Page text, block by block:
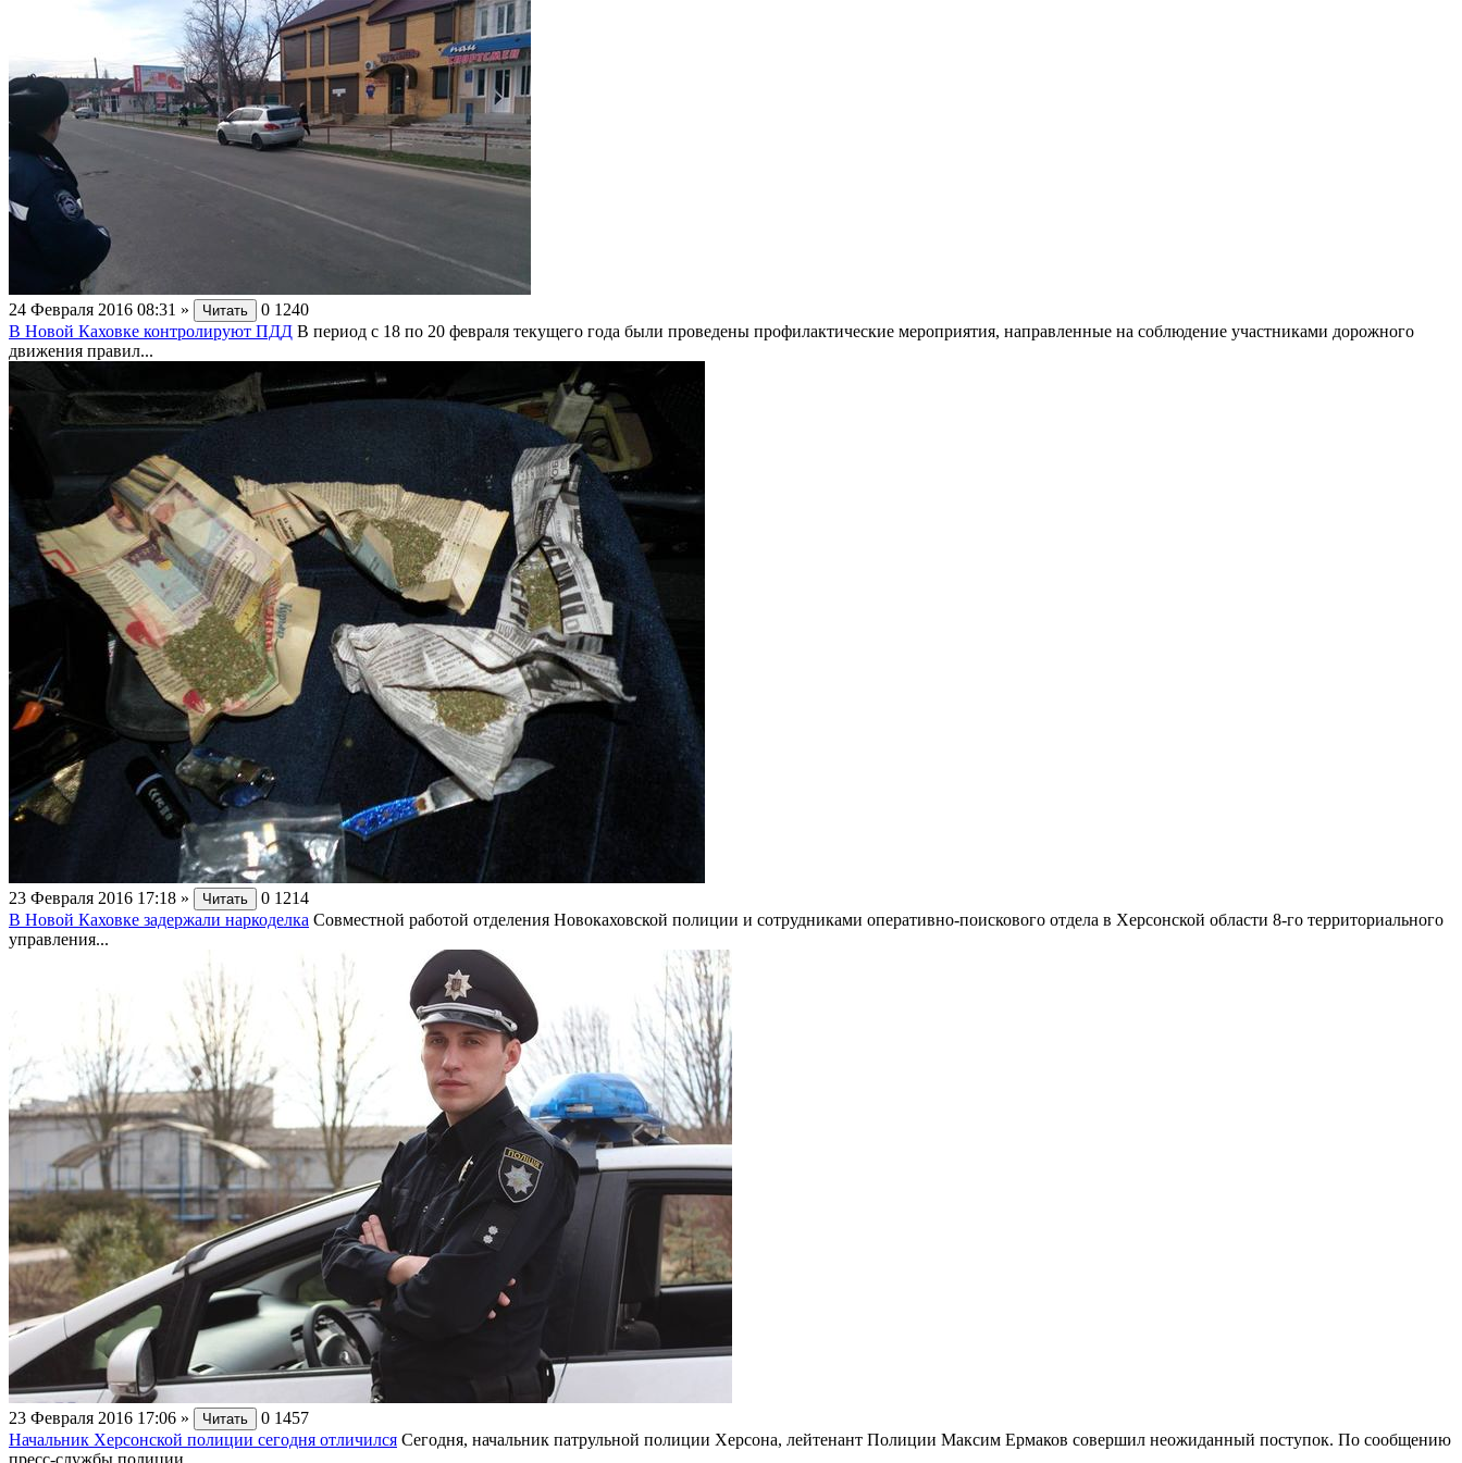
24 Февраля 2016 08:31 » Читать 0 1240
В Новой Каховке контролируют ПДД В период с 18 по 20 февраля текущего года были проведены профилактические мероприятия, направленные на соблюдение участниками дорожного
движения правил...
23 Февраля 2016 17:18 » Читать 0 1214
В Новой Каховке задержали наркоделка Совместной работой отделения Новокаховской полиции и сотрудниками оперативно-поискового отдела в Херсонской области 8-го территориального
управления...
23 Февраля 2016 17:06 » Читать 0 1457
Начальник Херсонской полиции сегодня отличился Сегодня, начальник патрульной полиции Херсона, лейтенант Полиции Максим Ермаков совершил неожиданный поступок. По сообщению
пресс-службы полиции,...